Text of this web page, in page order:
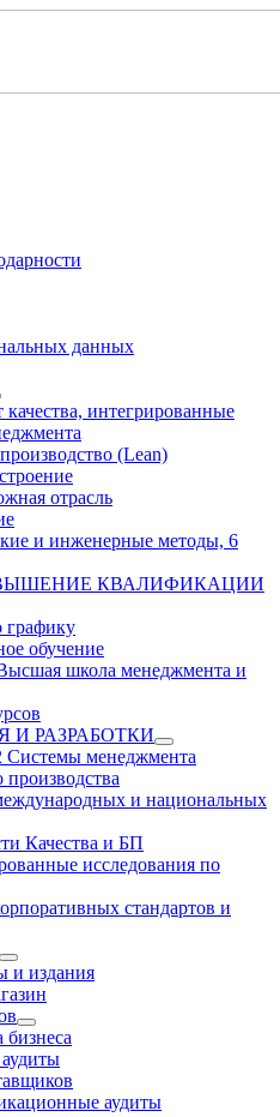
данных
интегрированные
(Lean)
отрасль
и инженерные методы, 6
КВАЛИФИКАЦИИ
графику
обучение
школа менеджмента и
И РАЗРАБОТКИ
менеджмента
и национальных
Качества и БП
исследования по
стандартов и
и издания
бизнеса
аудиты